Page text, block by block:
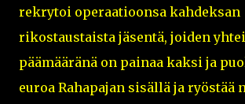
rekrytoi operaatioonsa kahdeksan
rikostaustaista jäsentä, joiden
päämääränä on painaa kaksi ja
euroa Rahapajan sisällä ja ryöstää